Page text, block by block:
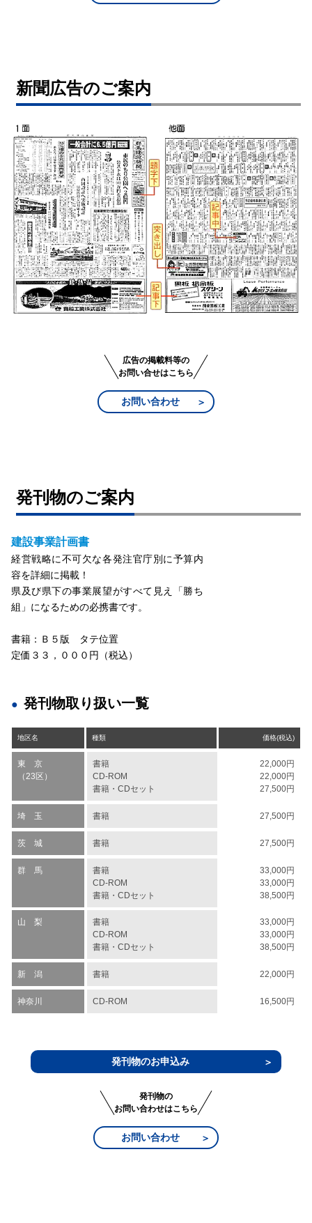
新聞広告のご案内
広告の掲載料等の
お問い合せはこちら
お問い合わせ
発刊物のご案内
建設事業計画書
経営戦略に不可欠な各発注官庁別に予算内
容を詳細に掲載！
県及び県下の事業展望がすべて見え「勝ち
組」になるための必携書です。
書籍：Ｂ５版 タテ位置
定価３３，０００円（税込）
発刊物取り扱い一覧
地区名 種類 価格(税込)
東 京
（23区）
書籍
CD-ROM
書籍・CDセット
22,000円
22,000円
27,500円
埼 玉 書籍 27,500円
茨 城 書籍 27,500円
群 馬
書籍
CD-ROM
書籍・CDセット
33,000円
33,000円
38,500円
山 梨
書籍
CD-ROM
書籍・CDセット
33,000円
33,000円
38,500円
新 潟 書籍 22,000円
神奈川 CD-ROM 16,500円
発刊物のお申込み
発刊物の
お問い合わせはこちら
お問い合わせ